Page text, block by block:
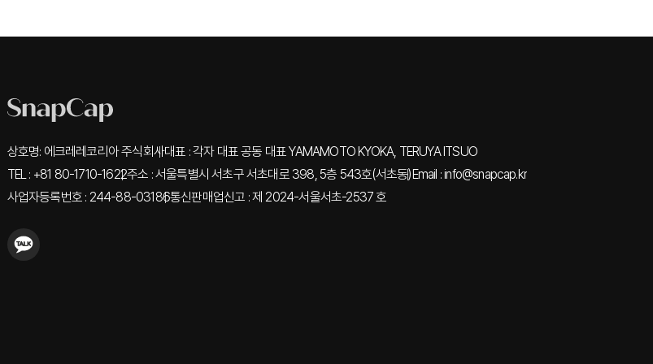
상호명: 에크레레코리아 주식회사대표 : 각자 대표 공동 대표 YAMAMOTO KYOKA, TERUYA ITSUO
TEL : +81 80-1710-1622주소 : 서울특별시 서초구 서초대로 398, 5층 543호(서초동) Email : info@snapcap.kr
사업자등록번호 : 244-88-03186통신판매업신고 : 제 2024-서울서초-2537 호